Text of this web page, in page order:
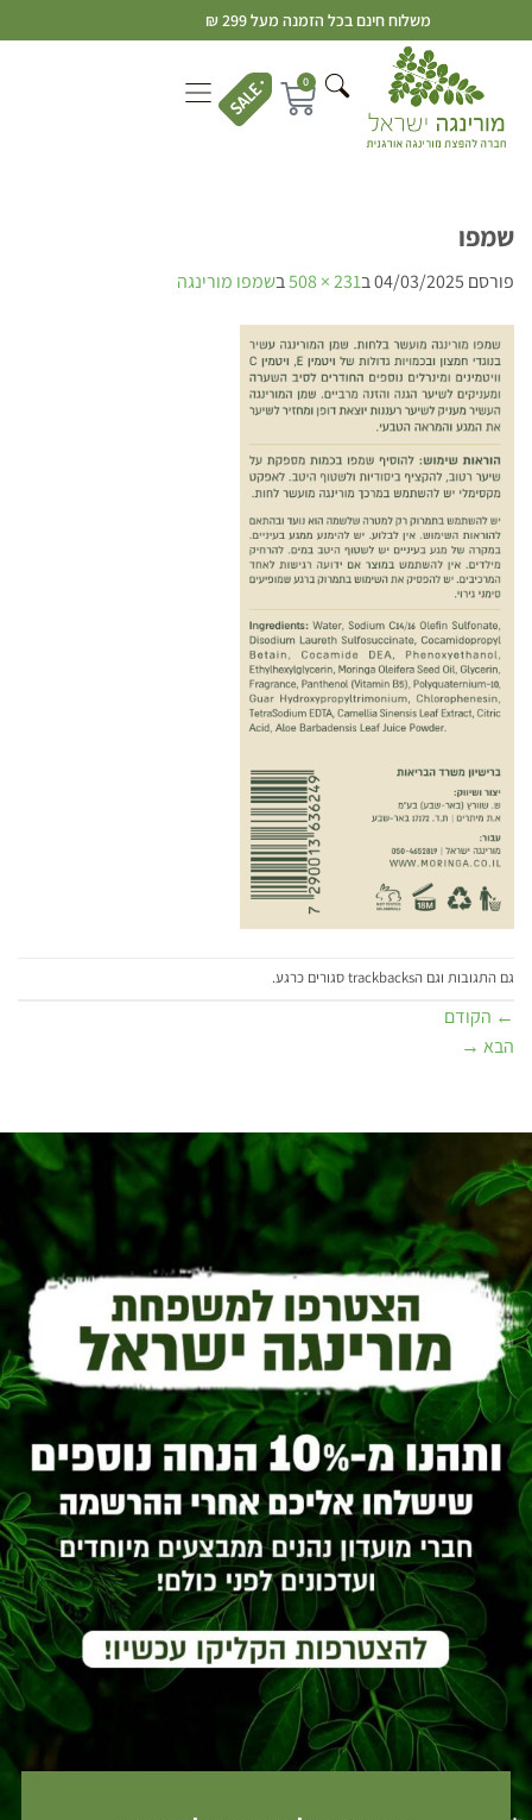
משלוח חינם בכל הזמנה מעל 299 ₪
0
שמפו
פורסם 04/03/2025ב231 × 508 בשמפו מורינגה
גם התגובות וגם הtrackbacks סגורים כרגע.
← הקודם
הבא →